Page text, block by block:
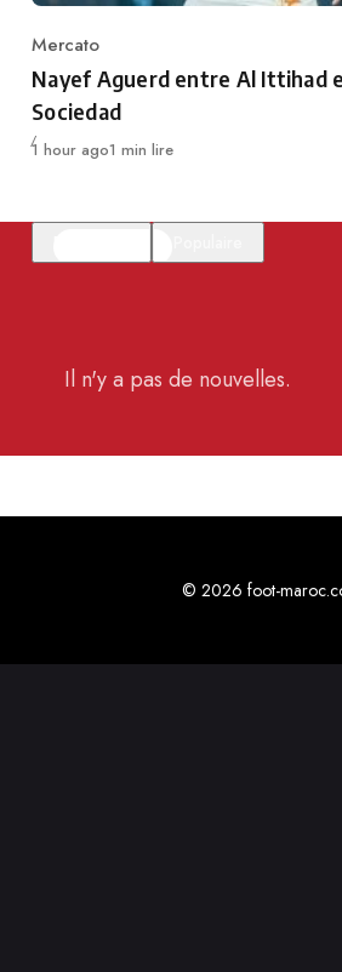
Category
Mercato
Nayef Aguerd entre Al Ittihad
Sociedad
Publié
1 hour ago1 min lire
Il n'y a pas de nouvelles.
© 2026 foot-